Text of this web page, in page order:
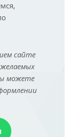
сайте
можете